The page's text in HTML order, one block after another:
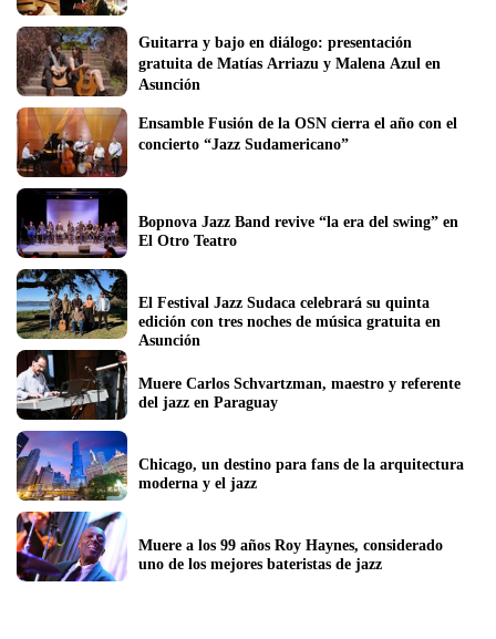
Guitarra y bajo en diálogo: presentación
gratuita de Matías Arriazu y Malena Azul en
Asunción
Ensamble Fusión de la OSN cierra el año con el
concierto “Jazz Sudamericano”
Bopnova Jazz Band revive “la era del swing” en
El Otro Teatro
El Festival Jazz Sudaca celebrará su quinta
edición con tres noches de música gratuita en
Asunción
Muere Carlos Schvartzman, maestro y referente
del jazz en Paraguay
Chicago, un destino para fans de la arquitectura
Muere a los 99 años Roy Haynes, considerado
uno de los mejores bateristas de jazz